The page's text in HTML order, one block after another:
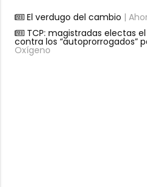
El verdugo del cambio |
TCP: magistradas electas
contra los “autoprorrogados”
Oxígeno